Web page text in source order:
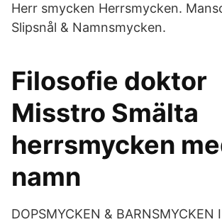
Herr smycken Herrsmycken.
Slipsnål & Namnsmycken.
Filosofie doktor
Misstro Smälta
herrsmycken
namn
DOPSMYCKEN & BARNSMYCKEN